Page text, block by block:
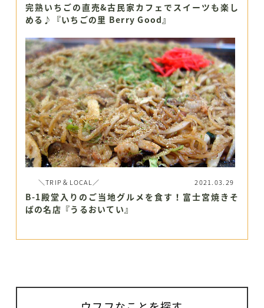
完熟いちごの直売&古民家カフェでスイーツも楽し
める♪『いちごの里 Berry Good』
＼TRIP＆LOCAL／ 2021.03.29
B-1殿堂入りのご当地グルメを食す！富士宮焼きそ
ばの名店『うるおいてい』